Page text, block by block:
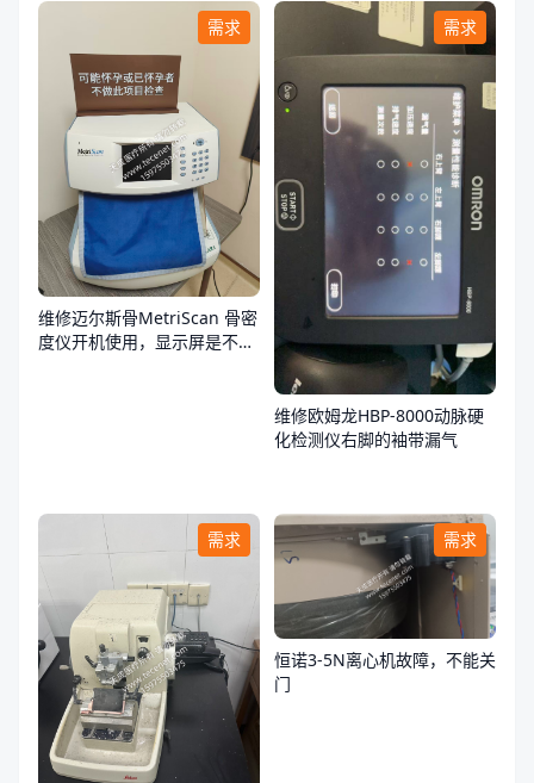
需求
维修迈尔斯骨MetriScan 骨密
度仪开机使用，显示屏是不
需求
维修欧姆龙HBP-8000动脉硬
化检测仪右脚的袖带漏气
需求 需求
恒诺3-5N离心机故障，不能关
门